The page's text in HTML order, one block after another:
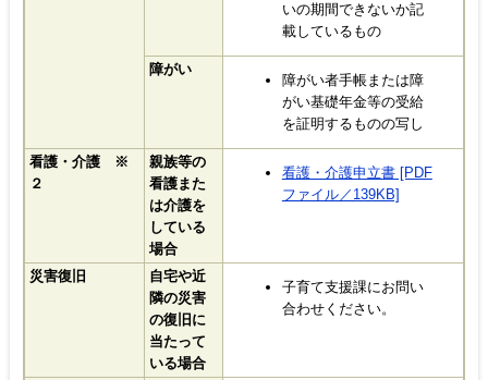
いの期間できないか記
載しているもの
障がい
障がい者手帳または障
がい基礎年金等の受給
を証明するものの写し
看護・介護 ※
２
親族等の
看護また
は介護を
している
場合
看護・介護申立書 [PDF
ファイル／139KB]
災害復旧
自宅や近
隣の災害
の復旧に
当たって
いる場合
子育て支援課にお問い
合わせください。